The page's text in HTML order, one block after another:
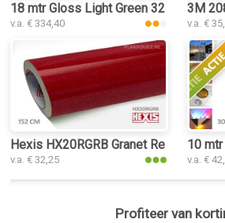
18 mtr Gloss Light Green 3227
v.a. € 334,40
3M
v.a. €
Hexis HX20RGRB Granet Red Gloss
v.a. € 32,25
10
v.a. €
Profiteer van